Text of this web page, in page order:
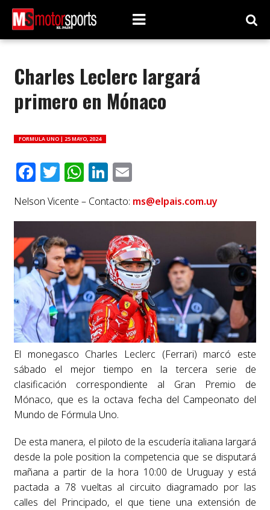
Charles Leclerc largará
primero en Mónaco
FORMULA UNO | 25 MAYO, 2024
Facebook
Twitter
WhatsApp
LinkedIn
Email
Nelson Vicente – Contacto: ms@elpais.com.uy
El monegasco Charles Leclerc (Ferrari) marcó este
sábado el mejor tiempo en la tercera serie de
clasificación correspondiente al Gran Premio de
Mónaco, que es la octava fecha del Campeonato del
Mundo de Fórmula Uno.
De esta manera, el piloto de la escudería italiana largará
desde la pole position la competencia que se disputará
mañana a partir de la hora 10:00 de Uruguay y está
pactada a 78 vueltas al circuito diagramado por las
calles del Principado, el que tiene una extensión de